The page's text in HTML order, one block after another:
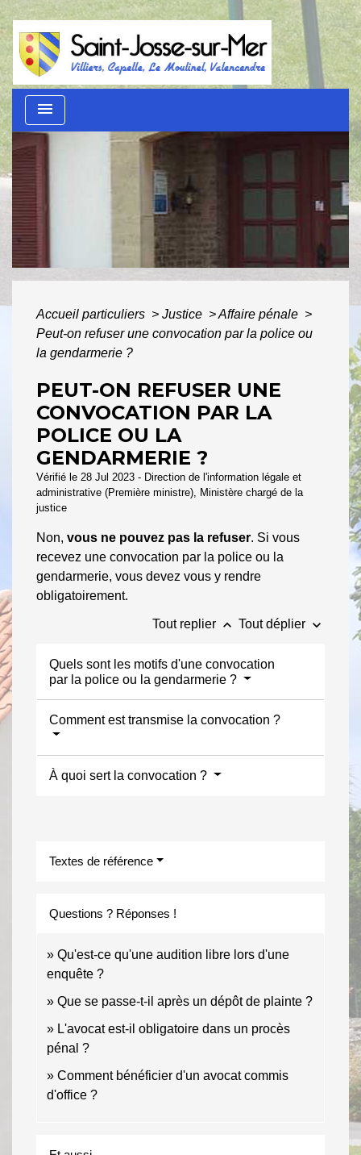
menu
Guide des démarches
administratives
AU QUOTIDIEN
GUIDE DES
DÉMARCHES ADMINISTRATIVES
Accueil particuliers > Justice >Affaire pénale >
Peut-on refuser une convocation par la police ou
la gendarmerie ?
PEUT-ON REFUSER UNE
CONVOCATION PAR LA
POLICE OU LA
GENDARMERIE ?
Vérifié le 28 Jul 2023 - Direction de l'information légale et
administrative (Première ministre), Ministère chargé de la
justice
Non, vous ne pouvez pas la refuser. Si vous
recevez une convocation par la police ou la
gendarmerie, vous devez vous y rendre
obligatoirement.
Tout replier keyboard_arrow_up Tout déplier keyboard_arrow_down
Quels sont les motifs d'une convocation
par la police ou la gendarmerie ?
Comment est transmise la convocation ?
À quoi sert la convocation ?
Textes de référence
Questions ? Réponses !
Qu'est-ce qu'une audition libre lors d'une
enquête ?
Que se passe-t-il après un dépôt de plainte ?
L'avocat est-il obligatoire dans un procès
pénal ?
Comment bénéficier d'un avocat commis
d'office ?